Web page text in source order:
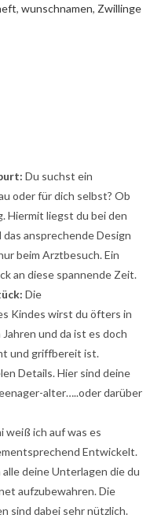
,wunschnamen, Zwillinge
Du suchst ein
oder für dich selbst? Ob
Hiermit liegst du bei den
ansprechende Design
beim Arztbesuch. Ein
an diese spannende Zeit.
Die
Kindes wirst du öfters in
und da ist es doch
und griffbereit ist.
Details. Hier sind deine
alter…..oder darüber
weiß ich auf was es
Entwickelt.
deine Unterlagen die du
aufzubewahren. Die
sind dabei sehr nützlich.